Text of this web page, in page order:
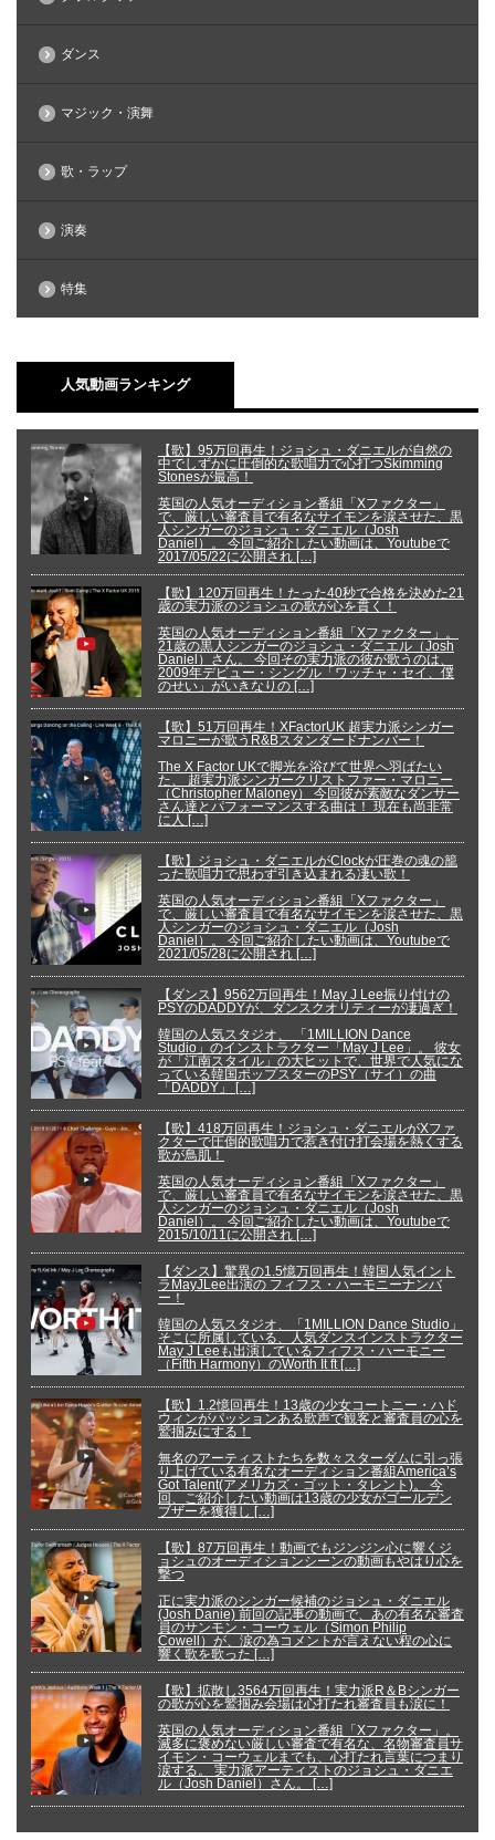
ダンス
マジック・演舞
歌・ラップ
演奏
特集
人気動画ランキング
【歌】95万回再生！ジョシュ・ダニエルが自然の
中でしずかに圧倒的な歌唱力で心打つSkimming
Stonesが最高！
英国の人気オーディション番組「Xファクター」
で、厳しい審査員で有名なサイモンを涙させた、黒
人シンガーのジョシュ・ダニエル（Josh
Daniel）。 今回ご紹介したい動画は、Youtubeで
2017/05/22に公開され […]
【歌】120万回再生！たった40秒で合格を決めた21
歳の実力派のジョシュの歌が心を貫く！
英国の人気オーディション番組「Xファクター」。
21歳の黒人シンガーのジョシュ・ダニエル（Josh
Daniel）さん。 今回その実力派の彼が歌うのは、
2009年デビュー・シングル「ワッチャ・セイ、僕
のせい」がいきなりの […]
【歌】51万回再生！XFactorUK 超実力派シンガー
マロニーが歌うR&Bスタンダードナンバー！
The X Factor UKで脚光を浴びて世界へ羽ばたい
た、 超実力派シンガークリストファー・マロニー
（Christopher Maloney） 今回彼が素敵なダンサー
さん達とパフォーマンスする曲は！ 現在も尚非常
に人 […]
【歌】ジョシュ・ダニエルがClockが圧巻の魂の籠
った歌唱力で思わず引き込まれる凄い歌！
英国の人気オーディション番組「Xファクター」
で、厳しい審査員で有名なサイモンを涙させた、黒
人シンガーのジョシュ・ダニエル（Josh
Daniel）。 今回ご紹介したい動画は、Youtubeで
2021/05/28に公開され […]
【ダンス】9562万回再生！May J Lee振り付けの
PSYのDADDYが、ダンスクオリティーが凄過ぎ！
韓国の人気スタジオ、 「1MILLION Dance
Studio」のインストラクター「May J Lee」。 彼女
が「江南スタイル」の大ヒットで、世界で人気にな
っている韓国ポップスターのPSY（サイ）の曲
「DADDY」 […]
【歌】418万回再生！ジョシュ・ダニエルがXファ
クターで圧倒的歌唱力で惹き付け打会場を熱くする
歌が鳥肌！
英国の人気オーディション番組「Xファクター」
で、厳しい審査員で有名なサイモンを涙させた、黒
人シンガーのジョシュ・ダニエル（Josh
Daniel）。 今回ご紹介したい動画は、Youtubeで
2015/10/11に公開され […]
【ダンス】驚異の1.5憶万回再生！韓国人気イント
ラMayJLee出演の フィフス・ハーモニーナンバ
ー！
韓国の人気スタジオ、「1MILLION Dance Studio」
そこに所属している、人気ダンスインストラクター
May J Leeも出演しているフィフス・ハーモニー
（Fifth Harmony）のWorth It ft […]
【歌】1.2憶回再生！13歳の少女コートニー・ハド
ウィンがパッションある歌声で観客と審査員の心を
鷲掴みにする！
無名のアーティストたちを数々スターダムに引っ張
り上げている有名なオーディション番組America’s
Got Talent(アメリカズ・ゴット・タレント)。 今
回、ご紹介したい動画は13歳の少女がゴールデン
ブザーを獲得し […]
【歌】87万回再生！動画でもジンジン心に響くジ
ョシュのオーディションシーンの動画もやはり心を
撃つ
正に実力派のシンガー候補のジョシュ・ダニエル
(Josh Danie) 前回の記事の動画で、あの有名な審査
員のサンモン・コーウェル（Simon Philip
Cowell）が、涙の為コメントが言えない程の心に
響く歌を歌った […]
【歌】拡散し3564万回再生！実力派R＆Bシンガー
の歌が心を鷲掴み会場は心打たれ審査員も涙に！
英国の人気オーディション番組「Xファクター」。
滅多に褒めない厳しい審査で有名な、名物審査員サ
イモン・コーウェルまでも、心打たれ言葉につまり
涙する。 実力派アーティストのジョシュ・ダニエ
ル（Josh Daniel）さん。 […]